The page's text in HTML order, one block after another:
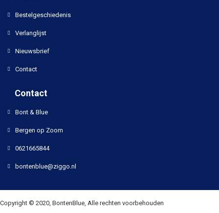
Bestelgeschiedenis
Verlanglijst
Nieuwsbrief
Contact
Contact
Bont & Blue
Bergen op Zoom
0621665844
bontenblue@ziggo.nl
Copyright © 2020, BontenBlue, Alle rechten voorbehouden